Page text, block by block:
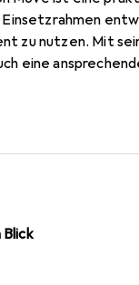
zu nutzen. Mit
eine
die Wert auf